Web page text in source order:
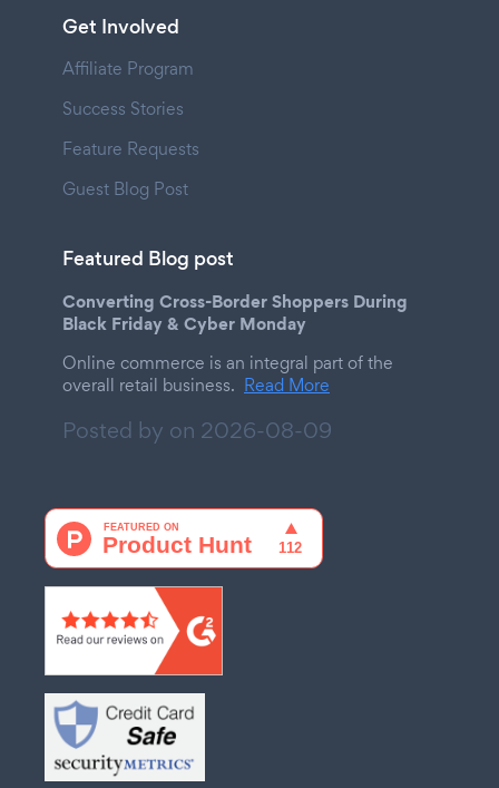
Get Involved
Affiliate Program
Success Stories
Feature Requests
Guest Blog Post
Featured Blog post
Converting Cross-Border Shoppers During
Black Friday & Cyber Monday
Online commerce is an integral part of the
overall retail business. Read More
Posted by on 2026-08-09